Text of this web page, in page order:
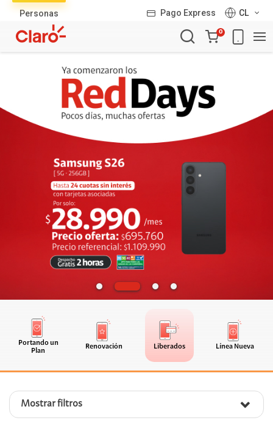
Personas Pago Express
CL
Carro
de
0
Portando un
Plan
Renovación Liberados Línea Nueva
Mostrar filtros
productos